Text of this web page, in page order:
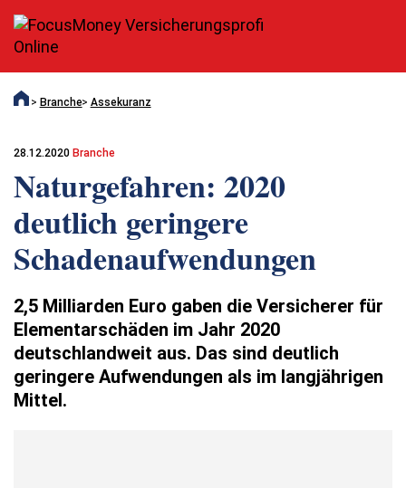
Branche Assekuranz
28.12.2020 Branche
Naturgefahren: 2020
deutlich geringere
Schadenaufwendungen
2,5 Milliarden Euro gaben die Versicherer für
Elementarschäden im Jahr 2020
deutschlandweit aus. Das sind deutlich
geringere Aufwendungen als im langjährigen
Mittel.